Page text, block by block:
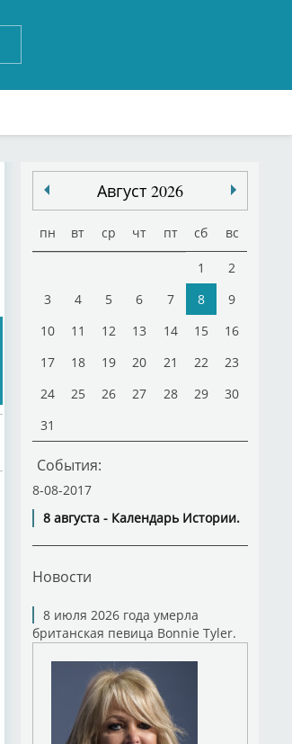
Август 2026
пн вт ср чт пт сб вс
1
2
3
4 5 6 7 8
9
10
11 12 13 14 15
16
17
18 19 20 21 22
23
24
25 26 27 28 29
30
31
События:
8-08-2017
8 августа - Календарь Истории.
Новости
8 июля 2026 года умерла
британская певица Bonnie Tyler.